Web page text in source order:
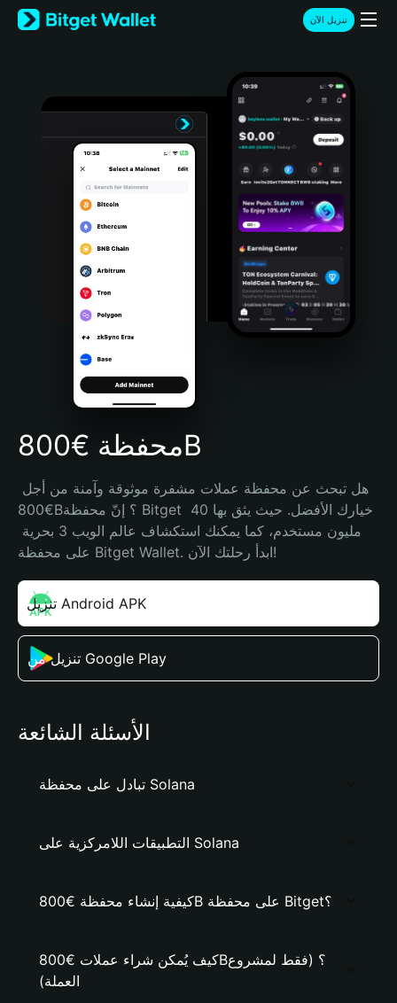
English
日本語
Türkçe
Português (Portugal)
Bahasa Indonesia
Português (Brasil)
Español (Argentina)
تنزيل الآن
محفظة €800B
€800B؟ إنّ محفظة Bitget خيارك الأفضل. حيث يثق بها 40
على محفظة Bitget Wallet. ابدأ رحلتك الآن!
تنزيل Android APK
تنزيل من Google Play
الأسئلة الشائعة
تبادل على محفظة Solana
التطبيقات اللامركزية على Solana
كيفية إنشاء محفظة €800B على محفظة Bitget؟
كيف يُمكن شراء عملات €800B؟ (فقط لمشروع
العملة)